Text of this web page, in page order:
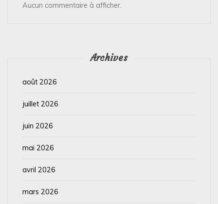
Aucun commentaire à afficher.
Archives
août 2026
juillet 2026
juin 2026
mai 2026
avril 2026
mars 2026